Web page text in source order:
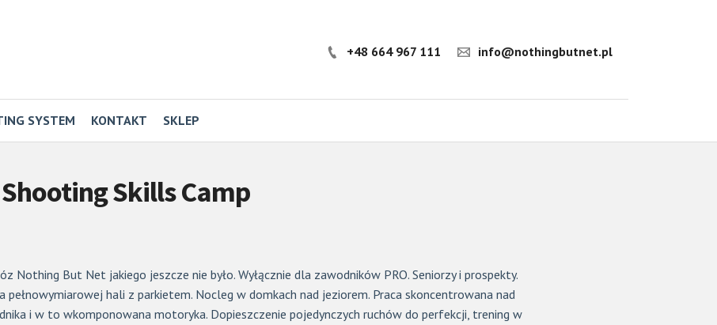
+48 664 967 111 info@nothingbutnet.pl
SYSTEM KONTAKT SKLEP
Skills Camp
Nothing But Net jakiego jeszcze nie było. Wyłącznie dla zawodników PRO. Seniorzy i prospekty.
pełnowymiarowej hali z parkietem. Nocleg w domkach nad jeziorem. Praca skoncentrowana nad
i w to wkomponowana motoryka. Dopieszczenie pojedynczych ruchów do perfekcji, trening w